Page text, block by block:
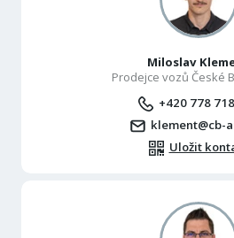
Miloslav
Prodejce vozů České
+420 778
klement@cb-
Uložit